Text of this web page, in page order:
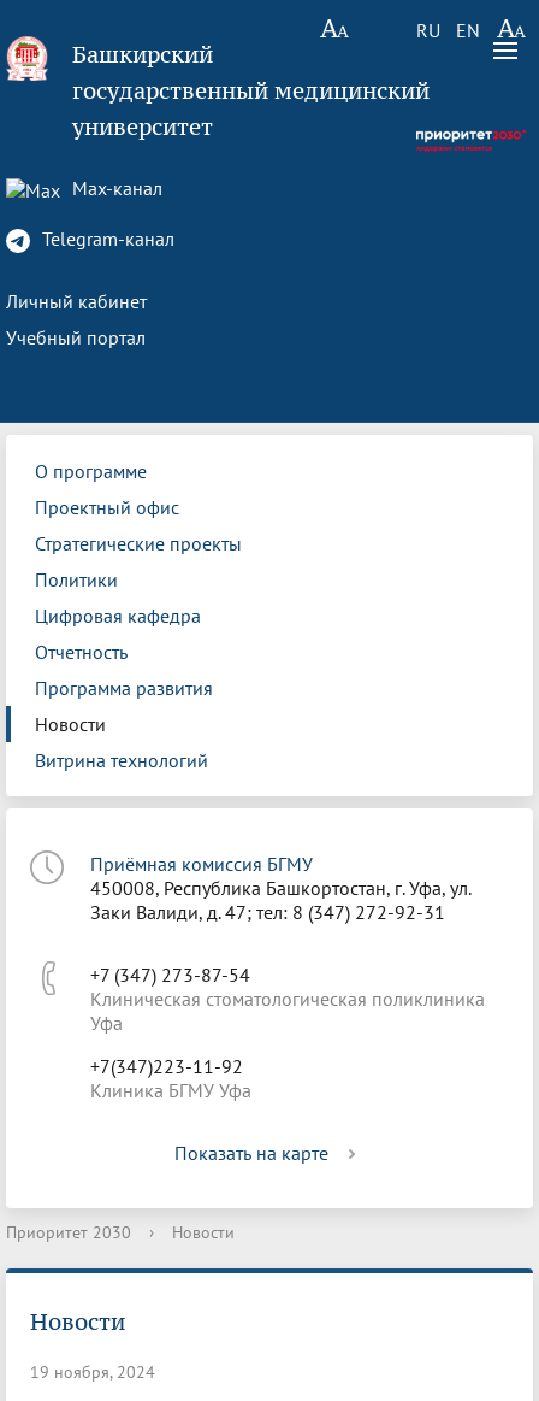
RU EN
Башкирский
государственный медицинский
университет
Max-канал
Telegram-канал
Личный кабинет
Учебный портал
О программе
Проектный офис
Стратегические проекты
Политики
Цифровая кафедра
Отчетность
Программа развития
Новости
Витрина технологий
Приёмная комиссия БГМУ
450008, Республика Башкортостан, г. Уфа, ул.
Заки Валиди, д. 47; тел: 8 (347) 272-92-31
+7 (347) 273-87-54
Клиническая стоматологическая поликлиника
Уфа
+7(347)223-11-92
Клиника БГМУ Уфа
Показать на карте
Приоритет 2030 › Новости
Новости
19 ноября, 2024